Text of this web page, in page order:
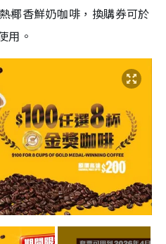
椰香鮮奶咖啡，換購券可於
用。